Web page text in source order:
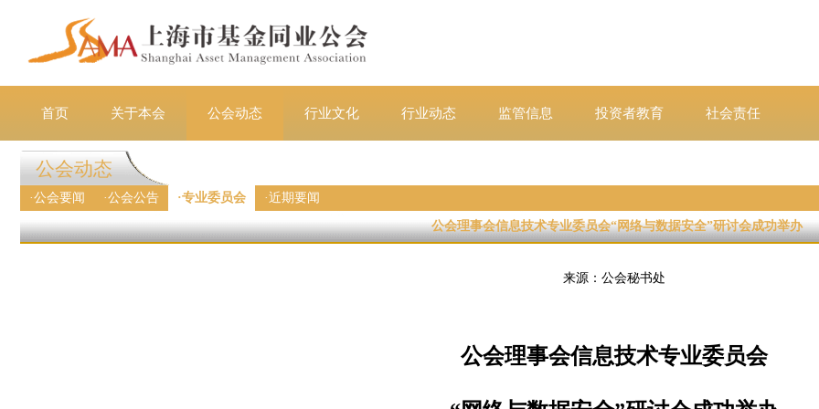
首页 关于本会 公会动态 行业文化 行业动态 监管信息 投资者教育 社会责任
公会动态
·公会要闻 ·公会公告 ·专业委员会 ·近期要闻
公会理事会信息技术专业委员会“网络与数据安全”研讨会成功举办
来源：公会秘书处
公会理事会信息技术专业委员会